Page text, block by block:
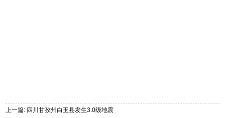
上一篇: 四川甘孜州白玉县发生3.0级地震